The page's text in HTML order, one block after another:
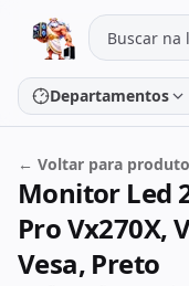
Pular para o conteúdo
Departamentos
Placa de vídeo
Placa-mãe
← Voltar para
Monitor Led
Pro Vx270X,
Vesa, Preto